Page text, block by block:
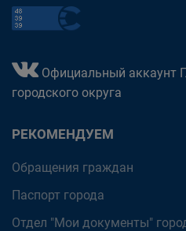
Официальный аккаунт
городского округа
РЕКОМЕНДУЕМ
Обращения граждан
Паспорт города
Отдел "Мои документы"